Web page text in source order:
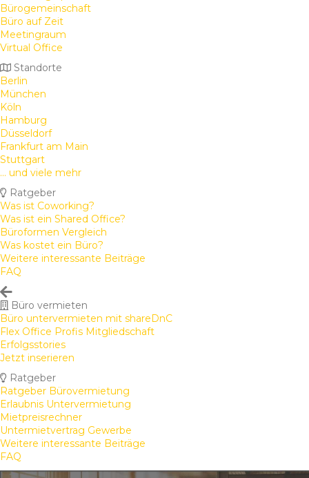
Bürogemeinschaft
Büro auf Zeit
Meetingraum
Virtual Office
Standorte
Berlin
München
Köln
Hamburg
Düsseldorf
Frankfurt am Main
Stuttgart
... und viele mehr
Ratgeber
Was ist Coworking?
Was ist ein Shared Office?
Büroformen Vergleich
Was kostet ein Büro?
Weitere interessante Beiträge
FAQ
Büro vermieten
Büro untervermieten mit shareDnC
Flex Office Profis Mitgliedschaft
Erfolgsstories
Jetzt inserieren
Ratgeber
Ratgeber Bürovermietung
Erlaubnis Untervermietung
Mietpreisrechner
Untermietvertrag Gewerbe
Weitere interessante Beiträge
FAQ